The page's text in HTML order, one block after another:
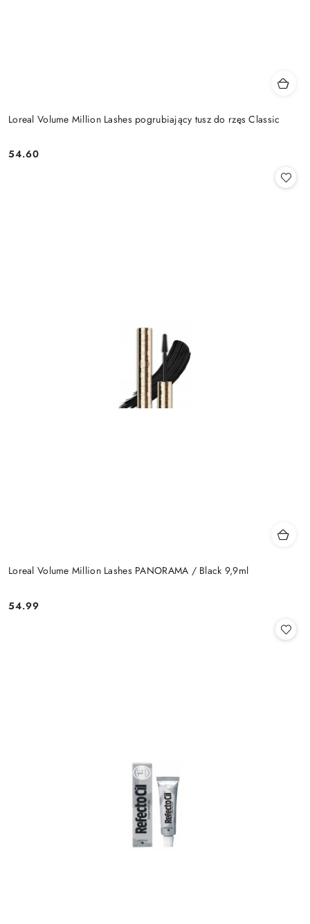
Loreal Volume Million Lashes pogrubiający tusz do rzęs Classic
Cena:
54.60
Loreal Volume Million Lashes PANORAMA / Black 9,9ml
Cena:
54.99